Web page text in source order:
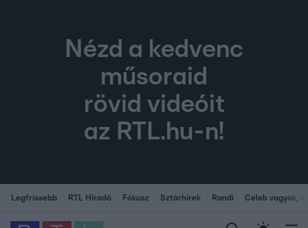
Nézd a kedvenc
műsoraid
rövid videóit
az RTL.hu-n!
Legfrissebb RTL Híradó Fókusz Sztárhírek Randi Celeb vagyok,